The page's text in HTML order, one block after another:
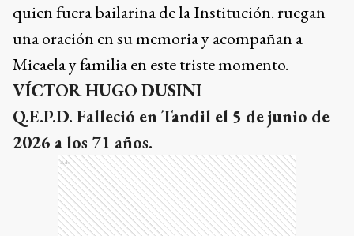
quien fuera bailarina de la Institución. ruegan
una oración en su memoria y acompañan a
Micaela y familia en este triste momento.
VÍCTOR HUGO DUSINI
Q.E.P.D. Falleció en Tandil el 5 de junio de
2026 a los 71 años.
Ads